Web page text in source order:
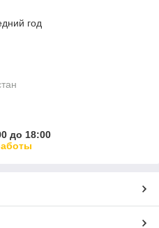
год
до 18:00